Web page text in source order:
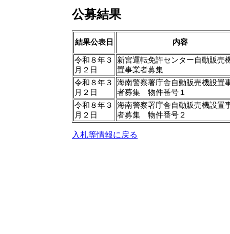
公募結果
結果公表日 内容
令和８年３
月２日
新宮運転免許センター自動販売
置事業者募集
令和８年３
月２日
海南警察署庁舎自動販売機設置
者募集 物件番号１
令和８年３
月２日
海南警察署庁舎自動販売機設置
者募集 物件番号２
入札等情報に戻る